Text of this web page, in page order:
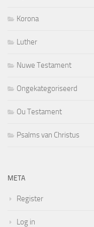
Korona
Luther
Nuwe Testament
Ongekategoriseerd
Ou Testament
Psalms van Christus
META
Register
Log in